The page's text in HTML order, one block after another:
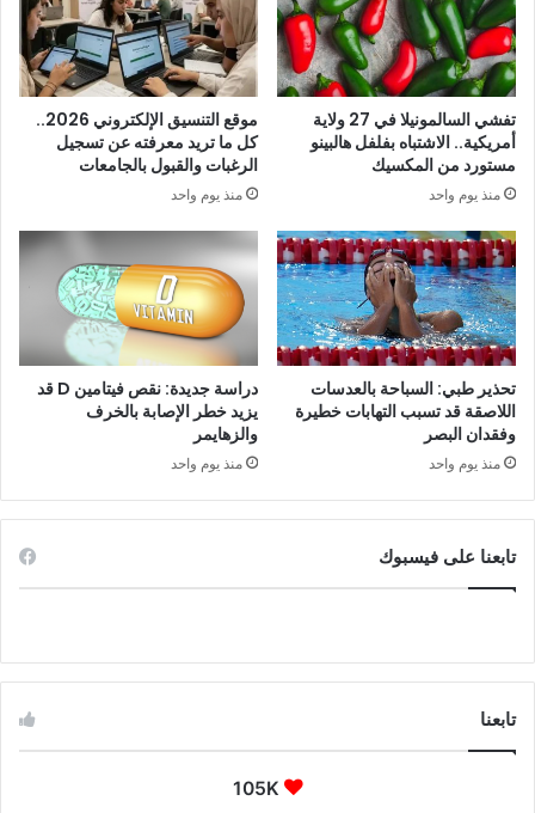
تفشي السالمونيلا في 27 ولاية
أمريكية.. الاشتباه بفلفل هالبينو
مستورد من المكسيك
منذ يوم واحد
موقع التنسيق الإلكتروني 2026..
كل ما تريد معرفته عن تسجيل
الرغبات والقبول بالجامعات
منذ يوم واحد
تحذير طبي: السباحة بالعدسات
اللاصقة قد تسبب التهابات خطيرة
وفقدان البصر
منذ يوم واحد
دراسة جديدة: نقص فيتامين D قد
يزيد خطر الإصابة بالخرف
والزهايمر
منذ يوم واحد
تابعنا على فيسبوك
تابعنا
105K